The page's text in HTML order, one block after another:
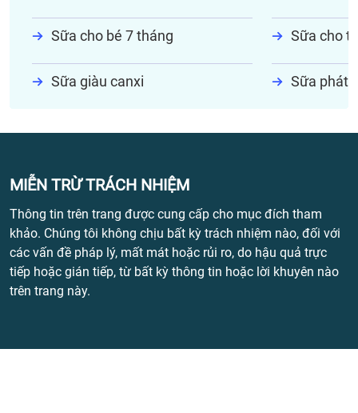
Sữa cho bé 7 tháng Sữa cho
Sữa giàu canxi Sữa phát
MIỄN TRỪ TRÁCH NHIỆM
Thông tin trên trang được cung cấp cho mục đích tham
khảo. Chúng tôi không chịu bất kỳ trách nhiệm nào, đối với
các vấn đề pháp lý, mất mát hoặc rủi ro, do hậu quả trực
tiếp hoặc gián tiếp, từ bất kỳ thông tin hoặc lời khuyên nào
trên trang này.